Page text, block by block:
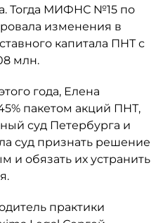
Тогда МИФНС №15 по
изменения в
капитала ПНТ с
млн.
года, Елена
пакетом акций ПНТ,
суд Петербурга и
суд признать решение
и обязать их устранить
практики